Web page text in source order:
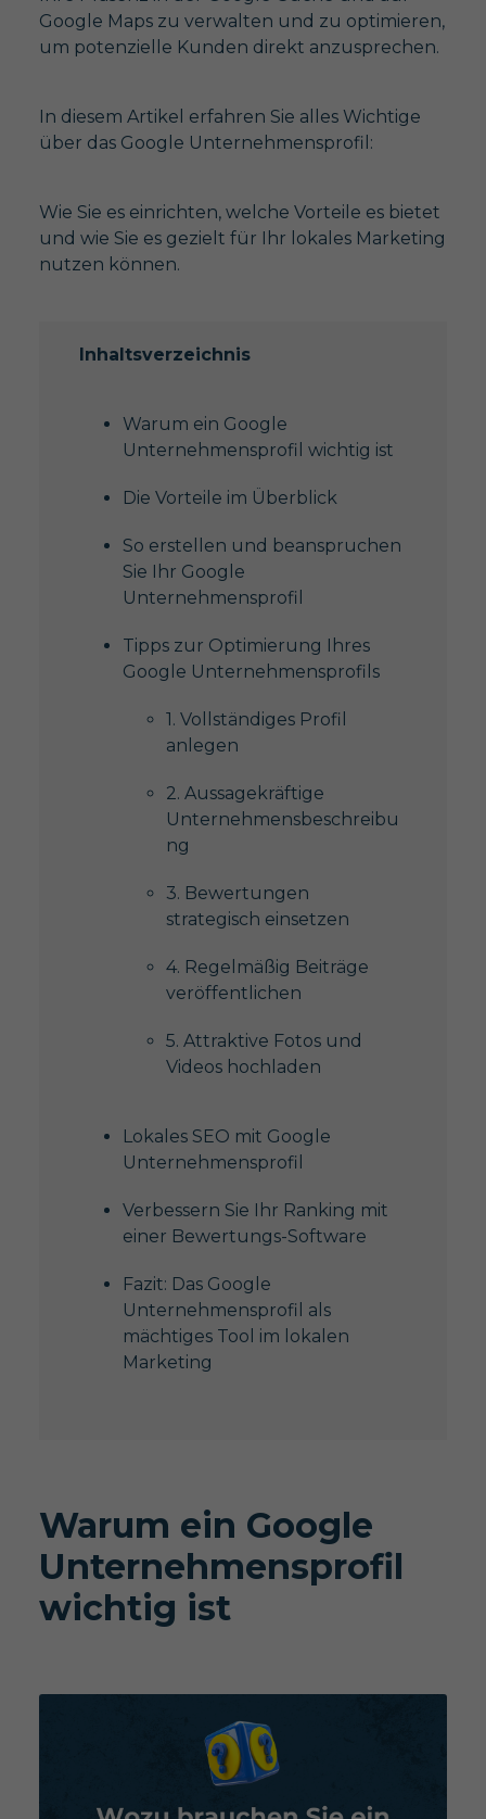
Google Maps zu verwalten und zu optimieren,
um potenzielle Kunden direkt anzusprechen.
In diesem Artikel erfahren Sie alles Wichtige
über das Google Unternehmensprofil:
Wie Sie es einrichten, welche Vorteile es bietet
und wie Sie es gezielt für Ihr lokales Marketing
nutzen können.
Inhaltsverzeichnis
Warum ein Google
Unternehmensprofil wichtig ist
Die Vorteile im Überblick
So erstellen und beanspruchen
Sie Ihr Google
Unternehmensprofil
Tipps zur Optimierung Ihres
Google Unternehmensprofils
1. Vollständiges Profil
anlegen
2. Aussagekräftige
Unternehmensbeschreibu
ng
3. Bewertungen
strategisch einsetzen
4. Regelmäßig Beiträge
veröffentlichen
5. Attraktive Fotos und
Videos hochladen
Lokales SEO mit Google
Unternehmensprofil
Verbessern Sie Ihr Ranking mit
einer Bewertungs-Software
Fazit: Das Google
Unternehmensprofil als
mächtiges Tool im lokalen
Marketing
Warum ein Google
Unternehmensprofil
wichtig ist